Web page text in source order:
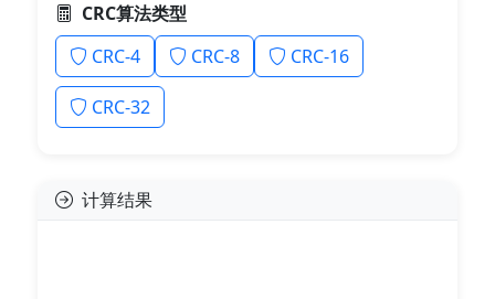
CRC算法类型
CRC-4
CRC-8 CRC-16
CRC-32
计算结果